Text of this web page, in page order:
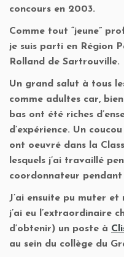
concours en 2003.
Comme tout “jeune”
je suis parti en Région
Rolland de Sartrouville.
Un grand salut à tous
comme adultes car,
bas ont été riches
d’expérience. Un
ont oeuvré dans la
lesquels j’ai travaillé
coordonnateur pendant
J’ai ensuite pu muter
j’ai eu l’extraordinaire
d’obtenir) un poste à
au sein du collège du